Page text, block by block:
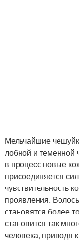
Мельчайшие
лобной и теменной
в процесс новые
присоединяется
чувствительность
проявления.
становятся более
становится так
человека, приводя